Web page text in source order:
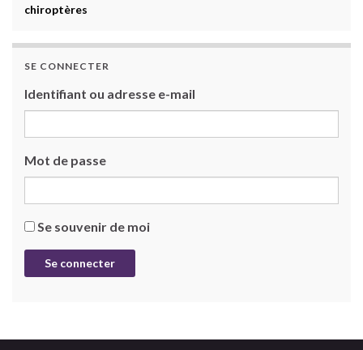
chiroptères
SE CONNECTER
Identifiant ou adresse e-mail
Mot de passe
Se souvenir de moi
Se connecter